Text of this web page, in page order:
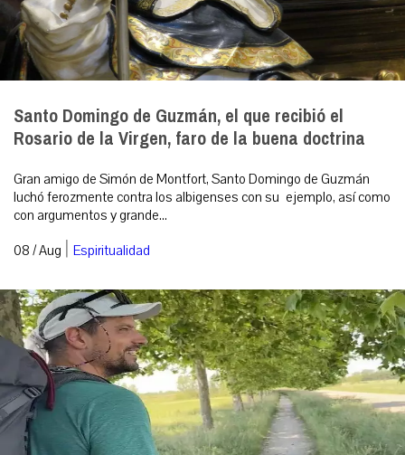
Santo Domingo de Guzmán, el que recibió el
Rosario de la Virgen, faro de la buena doctrina
Gran amigo de Simón de Montfort, Santo Domingo de Guzmán
luchó ferozmente contra los albigenses con su ejemplo, así como
con argumentos y grande...
08 / Aug | Espiritualidad